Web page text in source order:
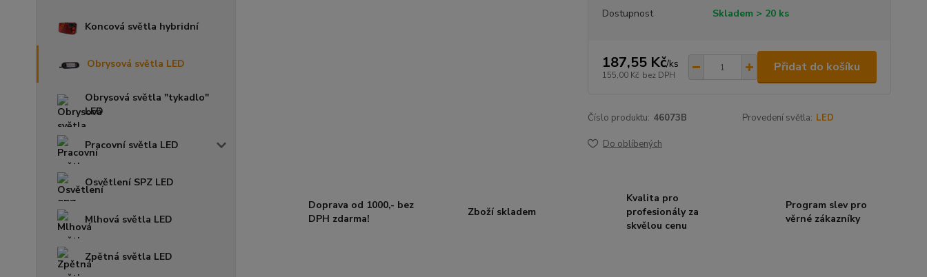
Koncová světla hybridní
Obrysová světla LED
Obrysová světla "tykadlo"
LED
Pracovní světla LED
Osvětlení SPZ LED
Mlhová světla LED
Zpětná světla LED
Dostupnost Skladem > 20 ks
187,55 Kč/ks
155,00 Kč bez DPH
Přidat do košíku
Číslo produktu: 46073B Provedení světla: LED
Do oblíbených
Doprava od 1000,- bez
DPH zdarma!
Zboží skladem
Kvalita pro
profesionály za
skvělou cenu
Program slev pro
věrné zákazníky